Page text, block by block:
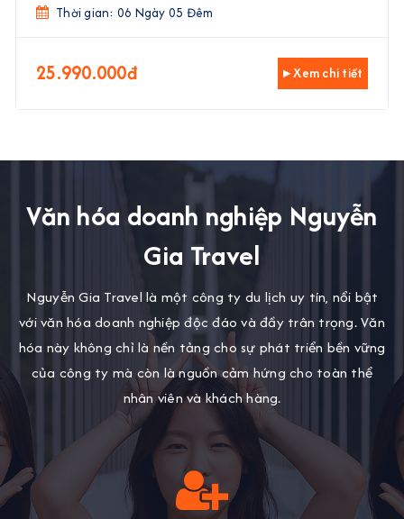
Thời gian: 06 Ngày 05 Đêm
25.990.000đ ▸ Xem chi tiết
Văn hóa doanh nghiệp Nguyễn
Gia Travel
Nguyễn Gia Travel là một công ty du lịch uy tín, nổi bật
với văn hóa doanh nghiệp độc đáo và đầy trân trọng. Văn
hóa này không chỉ là nền tảng cho sự phát triển bền vững
của công ty mà còn là nguồn cảm hứng cho toàn thể
nhân viên và khách hàng.